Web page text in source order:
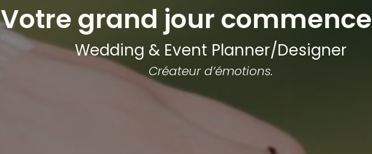
Votre grand jour commence
Wedding & Event Planner/Designer
Créateur d’émotions.